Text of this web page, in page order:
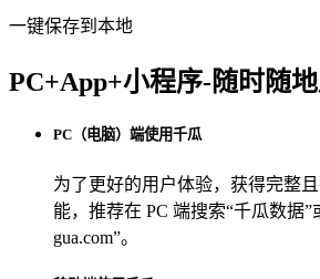
一键保存到本地
PC+App+小程序-随时随
PC（电脑）端使用千瓜
为了更好的用户体验，获得完整
能，推荐在 PC 端搜索“千瓜数据”
gua.com”。